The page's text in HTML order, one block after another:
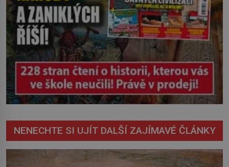
NENECHTE SI UJÍT DALŠÍ ZAJÍMAVÉ ČLÁNKY